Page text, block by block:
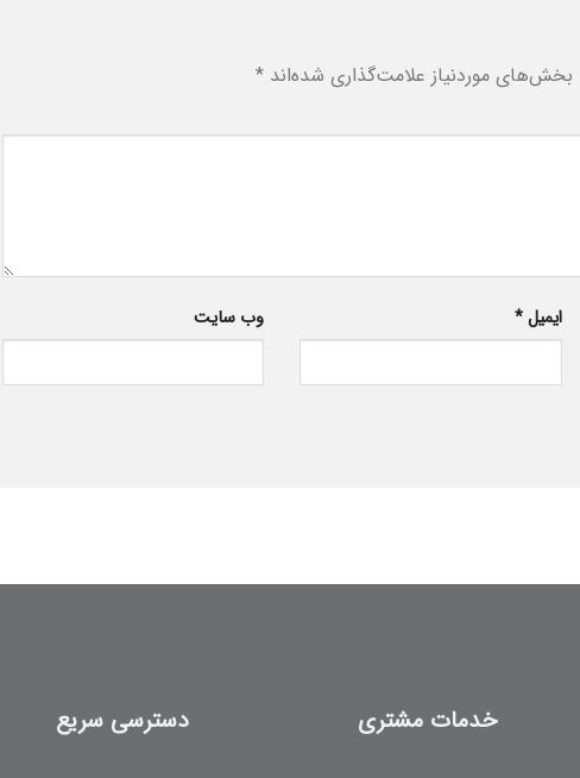
بخش‌های موردنیاز علامت‌گذاری شده‌اند *
ایمیل* وب‌ سایت
خدمات مشتری دسترسی سریع